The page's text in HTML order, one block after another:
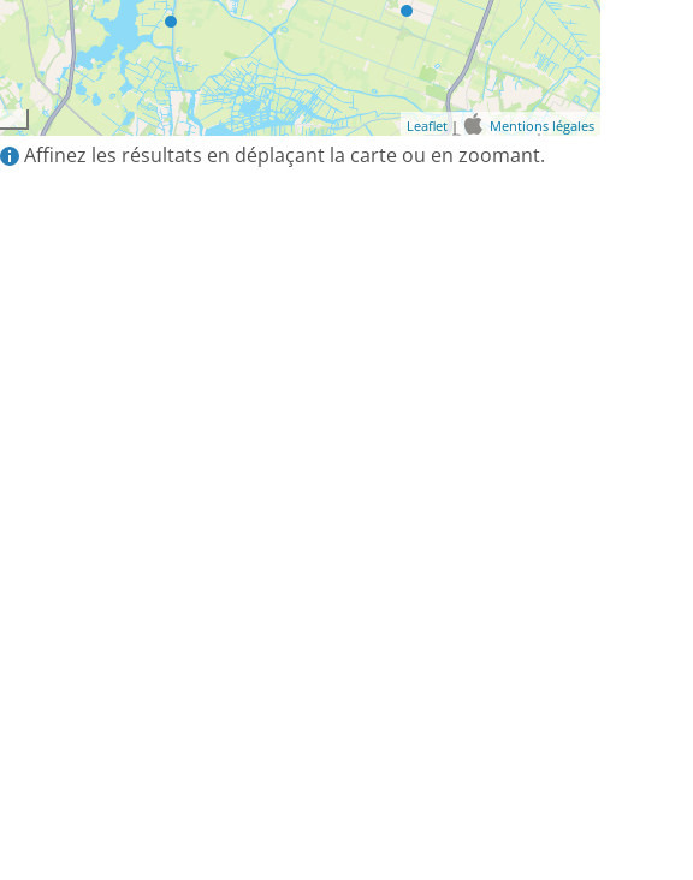
Leaflet | Mentions légales
Affinez les résultats en déplaçant la carte ou en zoomant.